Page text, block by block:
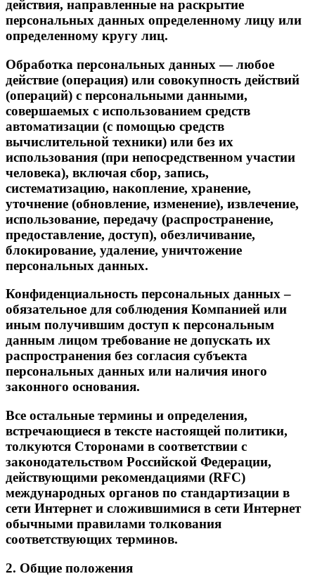
действия, направленные на раскрытие
персональных данных определенному лицу или
определенному кругу лиц.
Обработка персональных данных — любое
действие (операция) или совокупность действий
(операций) с персональными данными,
совершаемых с использованием средств
автоматизации (с помощью средств
вычислительной техники) или без их
использования (при непосредственном участии
человека), включая сбор, запись,
систематизацию, накопление, хранение,
уточнение (обновление, изменение), извлечение,
использование, передачу (распространение,
предоставление, доступ), обезличивание,
блокирование, удаление, уничтожение
персональных данных.
Конфиденциальность персональных данных –
обязательное для соблюдения Компанией или
иным получившим доступ к персональным
данным лицом требование не допускать их
распространения без согласия субъекта
персональных данных или наличия иного
законного основания.
Все остальные термины и определения,
встречающиеся в тексте настоящей политики,
толкуются Сторонами в соответствии с
законодательством Российской Федерации,
действующими рекомендациями (RFC)
международных органов по стандартизации в
сети Интернет и сложившимися в сети Интернет
обычными правилами толкования
соответствующих терминов.
2. Общие положения